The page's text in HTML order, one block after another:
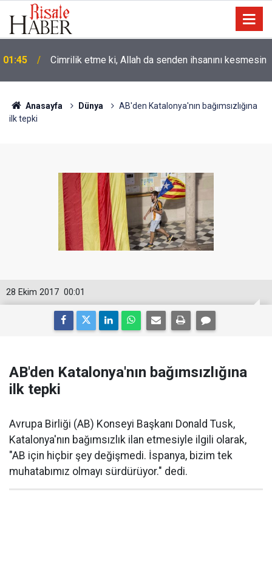
01:45 Cimrilik etme ki, Allah da senden ihsanını kesmesin
Anasayfa Dünya
AB'den Katalonya'nın bağımsızlığına
ilk tepki
00:01
28 Ekim 2017
AB'den Katalonya'nın bağımsızlığına
ilk tepki
Avrupa Birliği (AB) Konseyi Başkanı Donald Tusk,
Katalonya'nın bağımsızlık ilan etmesiyle ilgili olarak,
"AB için hiçbir şey değişmedi. İspanya, bizim tek
muhatabımız olmayı sürdürüyor." dedi.